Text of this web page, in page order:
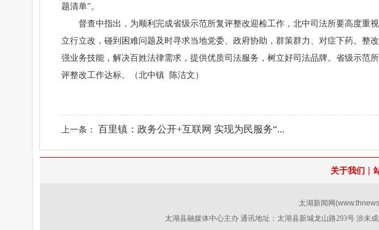
题清单”。
督查中指出，为顺利完成省级示范所复评整改迎检工作，北中司法所要高度重
立行立改，碰到困难问题及时寻求当地党委、政府协助，群策群力、对症下药。整
强业务技能，解决百姓法律需求，提供优质司法服务，树立好司法品牌。省级示范
评整改工作达标。（北中镇 陈洁文）
上一条： 百里镇：政务公开+互联网 实现为民服务“...
关于我们 |
太湖新闻网
太湖县融媒体中心主办 通讯地址：太湖县新城龙山路293号 涉未